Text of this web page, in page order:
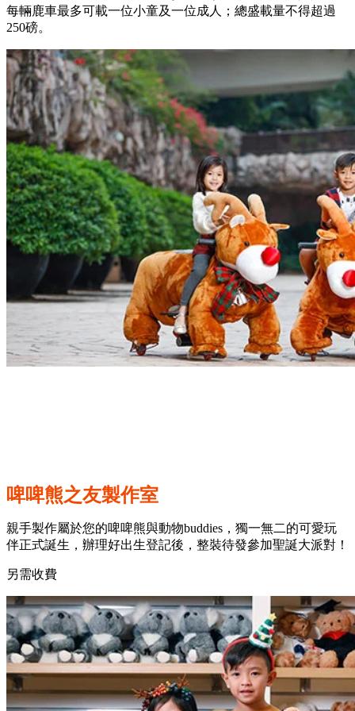
每輛鹿車最多可載一位小童及一位成人；總盛載量不得超過
250磅。
啤啤熊之友製作室
親手製作屬於您的啤啤熊與動物buddies，獨一無二的可愛玩
伴正式誕生，辦理好出生登記後，整裝待發參加聖誕大派對！
另需收費